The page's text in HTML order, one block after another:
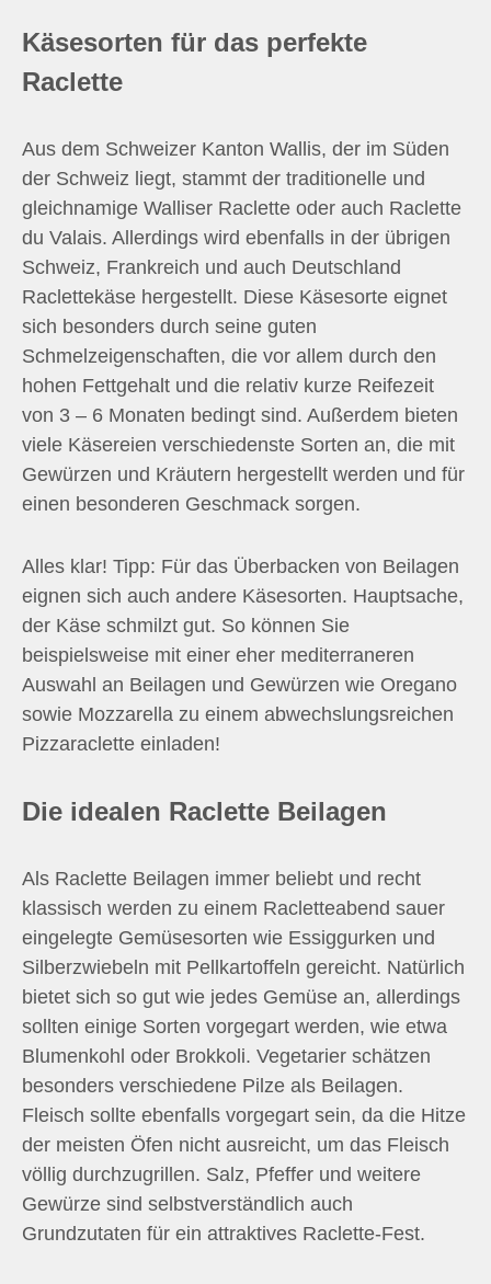
Käsesorten für das perfekte
Raclette
Aus dem Schweizer Kanton Wallis, der im Süden
der Schweiz liegt, stammt der traditionelle und
gleichnamige Walliser Raclette oder auch Raclette
du Valais. Allerdings wird ebenfalls in der übrigen
Schweiz, Frankreich und auch Deutschland
Raclettekäse hergestellt. Diese Käsesorte eignet
sich besonders durch seine guten
Schmelzeigenschaften, die vor allem durch den
hohen Fettgehalt und die relativ kurze Reifezeit
von 3 – 6 Monaten bedingt sind. Außerdem bieten
viele Käsereien verschiedenste Sorten an, die mit
Gewürzen und Kräutern hergestellt werden und für
einen besonderen Geschmack sorgen.
Alles klar! Tipp: Für das Überbacken von Beilagen
eignen sich auch andere Käsesorten. Hauptsache,
der Käse schmilzt gut. So können Sie
beispielsweise mit einer eher mediterraneren
Auswahl an Beilagen und Gewürzen wie Oregano
sowie Mozzarella zu einem abwechslungsreichen
Pizzaraclette einladen!
Die idealen Raclette Beilagen
Als Raclette Beilagen immer beliebt und recht
klassisch werden zu einem Racletteabend sauer
eingelegte Gemüsesorten wie Essiggurken und
Silberzwiebeln mit Pellkartoffeln gereicht. Natürlich
bietet sich so gut wie jedes Gemüse an, allerdings
sollten einige Sorten vorgegart werden, wie etwa
Blumenkohl oder Brokkoli. Vegetarier schätzen
besonders verschiedene Pilze als Beilagen.
Fleisch sollte ebenfalls vorgegart sein, da die Hitze
der meisten Öfen nicht ausreicht, um das Fleisch
völlig durchzugrillen. Salz, Pfeffer und weitere
Gewürze sind selbstverständlich auch
Grundzutaten für ein attraktives Raclette-Fest.